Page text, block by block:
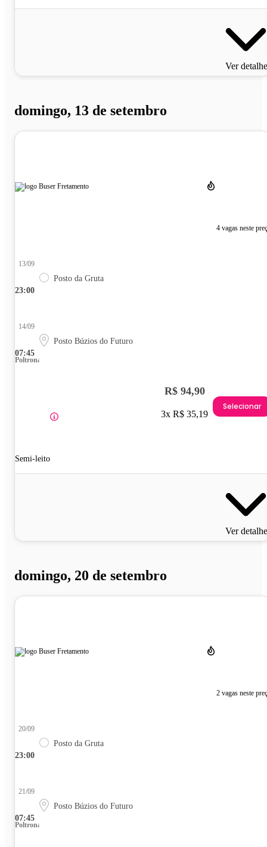
Ver
domingo, 13 de setembro
4 vagas neste
23:00
13/09
Posto da Gruta
07:45
14/09
Posto Búzios do Futuro
Poltrona
Semi-leito
R$ 94,90
3x R$ 35,19
Selecionar
Ver
domingo, 20 de setembro
2 vagas neste
23:00
20/09
Posto da Gruta
07:45
21/09
Posto Búzios do Futuro
Poltrona